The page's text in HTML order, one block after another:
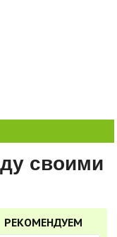
своими
РЕКОМЕНДУЕМ